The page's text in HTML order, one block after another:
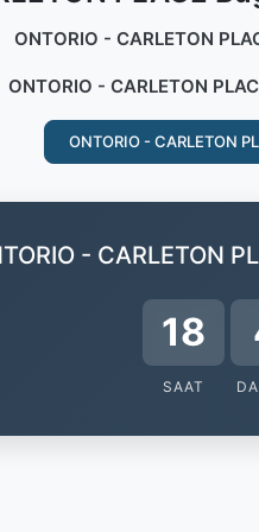
ONTORIO - CARLETON
ONTORIO - CARLETON
ONTORIO - CARLETON
- CARLETON
18
SAAT